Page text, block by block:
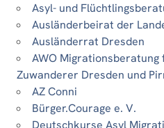
Asyl- und
Ausländerbeirat der
Ausländerrat Dresden
AWO Migrationsberatung
Zuwanderer Dresden und
AZ Conni
Bürger.Courage e. V.
Deutschkurse Asyl